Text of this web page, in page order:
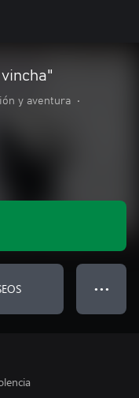
y aventura
•
● ● ●